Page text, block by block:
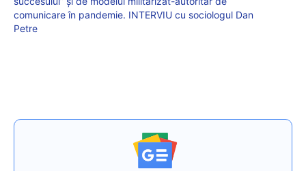
comunicare în pandemie. INTERVIU cu sociologul Dan
Petre